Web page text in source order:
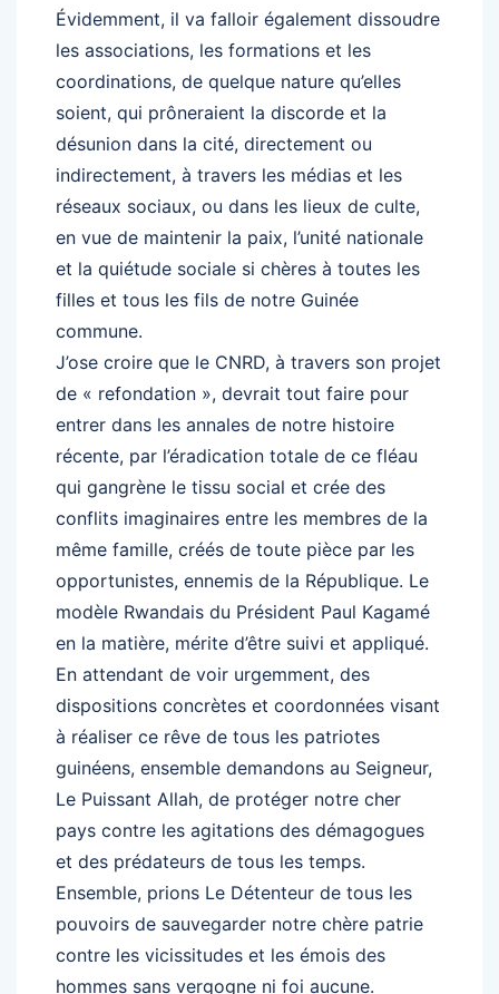
Évidemment, il va falloir également dissoudre
les associations, les formations et les
coordinations, de quelque nature qu’elles
soient, qui prôneraient la discorde et la
désunion dans la cité, directement ou
indirectement, à travers les médias et les
réseaux sociaux, ou dans les lieux de culte,
en vue de maintenir la paix, l’unité nationale
et la quiétude sociale si chères à toutes les
filles et tous les fils de notre Guinée
commune.
J’ose croire que le CNRD, à travers son projet
de « refondation », devrait tout faire pour
entrer dans les annales de notre histoire
récente, par l’éradication totale de ce fléau
qui gangrène le tissu social et crée des
conflits imaginaires entre les membres de la
même famille, créés de toute pièce par les
opportunistes, ennemis de la République. Le
modèle Rwandais du Président Paul Kagamé
en la matière, mérite d’être suivi et appliqué.
En attendant de voir urgemment, des
dispositions concrètes et coordonnées visant
à réaliser ce rêve de tous les patriotes
guinéens, ensemble demandons au Seigneur,
Le Puissant Allah, de protéger notre cher
pays contre les agitations des démagogues
et des prédateurs de tous les temps.
Ensemble, prions Le Détenteur de tous les
pouvoirs de sauvegarder notre chère patrie
contre les vicissitudes et les émois des
hommes sans vergogne ni foi aucune.